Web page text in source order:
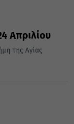
Απριλίου
της Αγίας